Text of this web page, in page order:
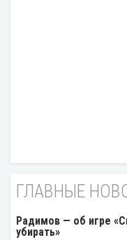
ГЛАВНЫЕ
Радимов — об игре
убирать»